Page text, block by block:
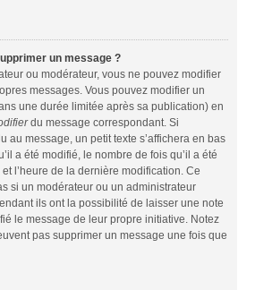
un message ?
ou modérateur, vous ne pouvez modifier
messages. Vous pouvez modifier un
une durée limitée après sa publication) en
du message correspondant. Si
au message, un petit texte s’affichera en bas
a été modifié, le nombre de fois qu’il a été
l’heure de la dernière modification. Ce
si un modérateur ou un administrateur
ils ont la possibilité de laisser une note
le message de leur propre initiative. Notez
pas supprimer un message une fois que